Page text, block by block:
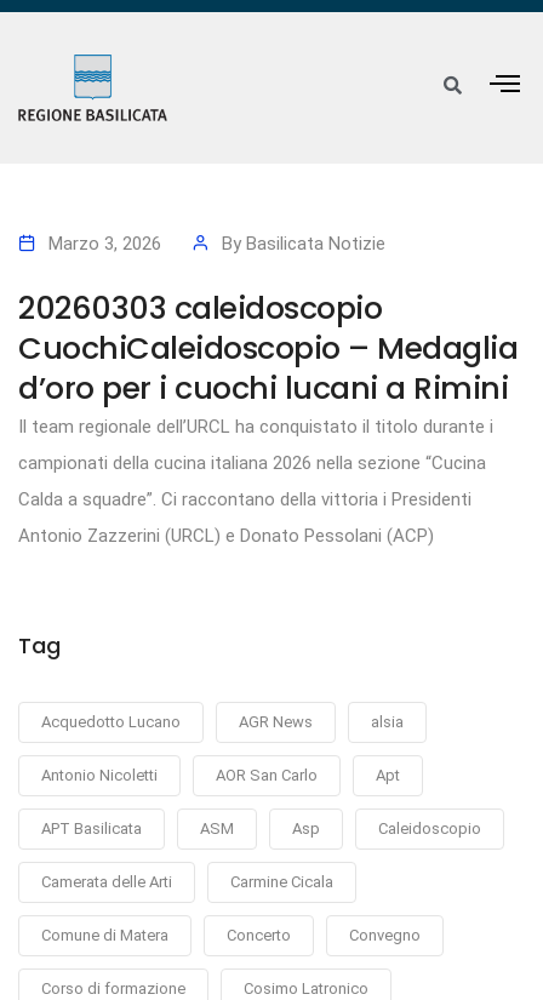
Marzo 3, 2026 By Basilicata Notizie
20260303 caleidoscopio
CuochiCaleidoscopio – Medaglia
d’oro per i cuochi lucani a Rimini
Il team regionale dell’URCL ha conquistato il titolo durante i
campionati della cucina italiana 2026 nella sezione “Cucina
Calda a squadre”. Ci raccontano della vittoria i Presidenti
Antonio Zazzerini (URCL) e Donato Pessolani (ACP)
Tag
Acquedotto Lucano AGR News alsia
Antonio Nicoletti AOR San Carlo Apt
APT Basilicata ASM Asp Caleidoscopio
Camerata delle Arti Carmine Cicala
Comune di Matera Concerto Convegno
Corso di formazione Cosimo Latronico